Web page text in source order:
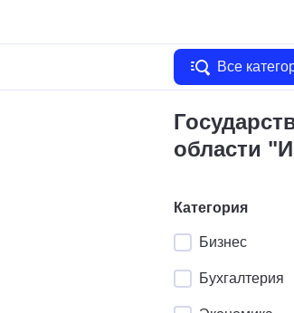
Все
области
Категория
Бизнес
Бухгалтерия